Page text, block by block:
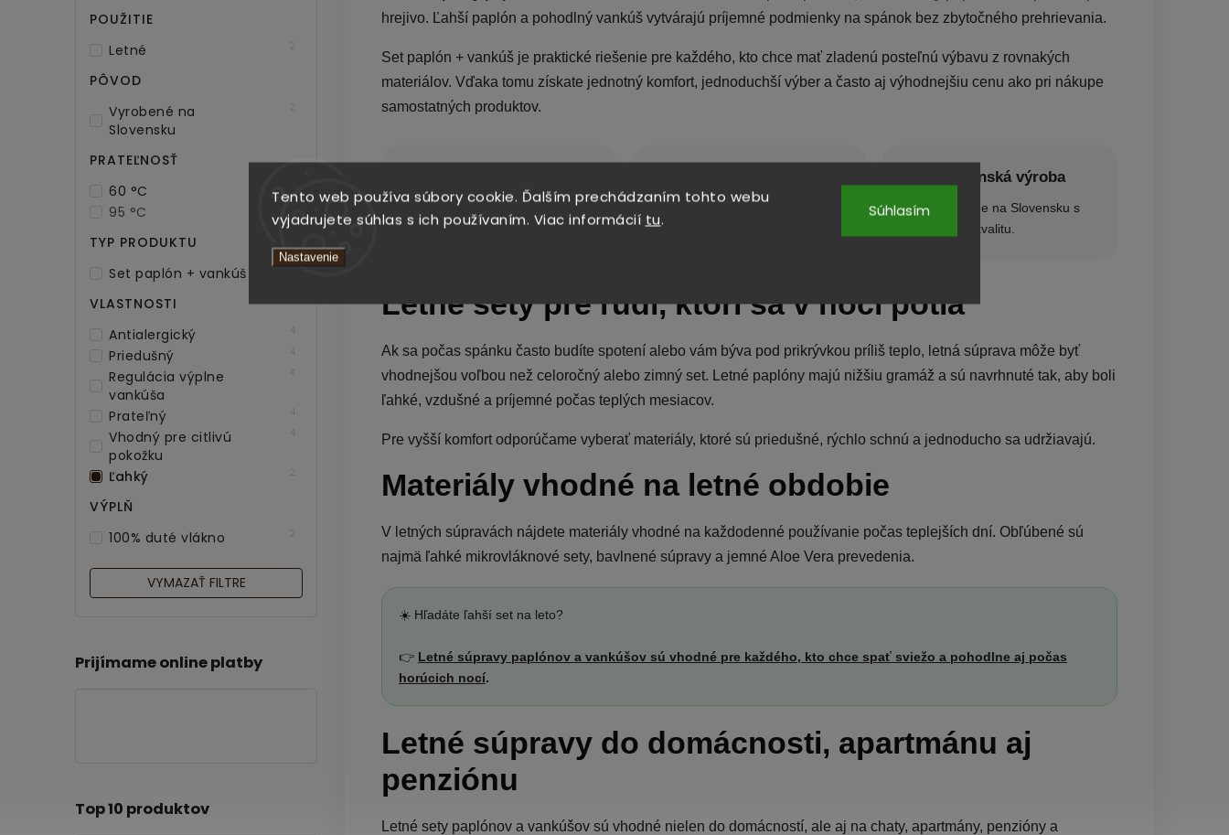
Tento web používa súbory cookie. Ďalším prechádzaním tohto webu
vyjadrujete súhlas s ich používaním. Viac informácií tu.
Nastavenie
Súhlasím
POUŽITIE
Letné
PÔVOD
Vyrobené na
Slovensku
PRATEĽNOSŤ
60 °C
95 °C
TYP PRODUKTU
Set paplón + vankúš
2
VLASTNOSTI
Antialergický
Priedušný
Regulácia výplne
vankúša
Prateľný
Vhodný pre citlivú
pokožku
Ľahký
VÝPLŇ
100% duté vlákno
VYMAZAŤ FILTRE
Prijímame online platby
Top 10 produktov
hrejivo. Ľahší paplón a pohodlný vankúš vytvárajú príjemné podmienky na spánok bez zbytočného prehrievania.
Set paplón + vankúš je praktické riešenie pre každého, kto chce mať zladenú posteľnú výbavu z rovnakých
materiálov. Vďaka tomu získate jednotný komfort, jednoduchší výber a často aj výhodnejšiu cenu ako pri nákupe
samostatných produktov.
Ľahké súpravy určené na teplé
letné noci.
Materiály pomáhajú vytvárať
vzdušné a príjemné prostredie.
🇸🇰 Slovenská výroba
Sety vyrábame na Slovensku s
dôrazom na kvalitu.
Letné sety pre ľudí, ktorí sa v noci potia
Ak sa počas spánku často budíte spotení alebo vám býva pod prikrývkou príliš teplo, letná súprava môže byť
vhodnejšou voľbou než celoročný alebo zimný set. Letné paplóny majú nižšiu gramáž a sú navrhnuté tak, aby boli
ľahké, vzdušné a príjemné počas teplých mesiacov.
Pre vyšší komfort odporúčame vyberať materiály, ktoré sú priedušné, rýchlo schnú a jednoducho sa udržiavajú.
Materiály vhodné na letné obdobie
V letných súpravách nájdete materiály vhodné na každodenné používanie počas teplejších dní. Obľúbené sú
najmä ľahké mikrovláknové sety, bavlnené súpravy a jemné Aloe Vera prevedenia.
☀️ Hľadáte ľahší set na leto?
👉 Letné súpravy paplónov a vankúšov sú vhodné pre každého, kto chce spať sviežo a pohodlne aj počas
horúcich nocí.
Letné súpravy do domácnosti, apartmánu aj
penziónu
Letné sety paplónov a vankúšov sú vhodné nielen do domácností, ale aj na chaty, apartmány, penzióny a